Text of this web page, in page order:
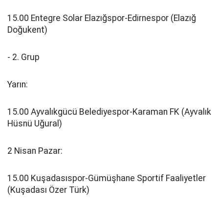
15.00 Entegre Solar Elazığspor-Edirnespor (Elazığ
Doğukent)
- 2. Grup
Yarın:
15.00 Ayvalıkgücü Belediyespor-Karaman FK (Ayvalık
Hüsnü Uğural)
2 Nisan Pazar:
15.00 Kuşadasıspor-Gümüşhane Sportif Faaliyetler
(Kuşadası Özer Türk)